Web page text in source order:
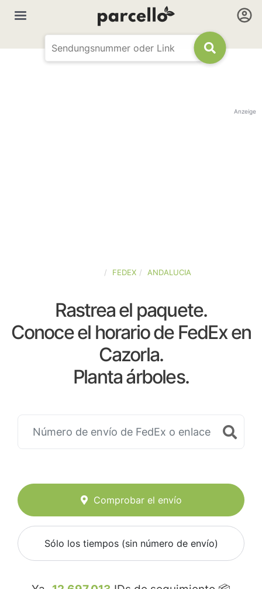
Anzeige
FEDEX ANDALUCIA
Rastrea el paquete.
Conoce el horario de FedEx en
Cazorla.
Planta árboles.
Comprobar el envío
Sólo los tiempos (sin número de envío)